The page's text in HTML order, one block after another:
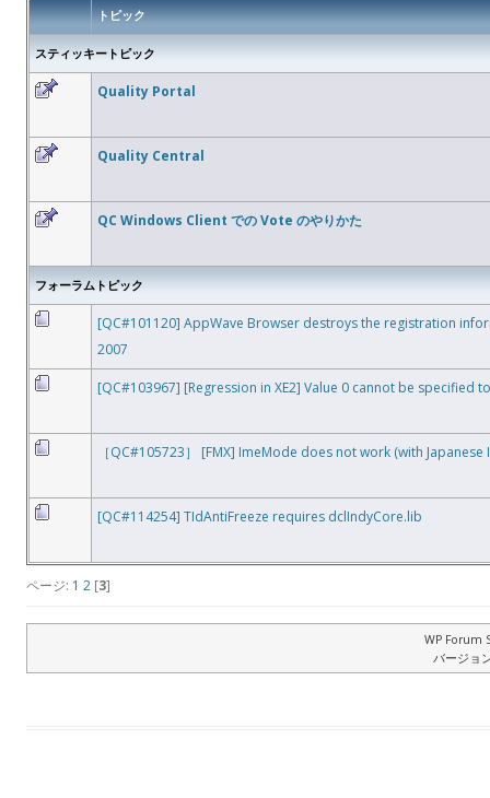
トピック
スティッキートピック
Quality Portal
Quality Central
QC Windows Client での Vote のやりかた
フォーラムトピック
[QC#101120] AppWave Browser destroys the registration
2007
[QC#103967] [Regression in XE2] Value 0 cannot be specified
［QC#105723］ [FMX] ImeMode does not work (with Japanese
[QC#114254] TIdAntiFreeze requires dclIndyCore.lib
ページ: 1 2 [3]
WP Forum
バージョ